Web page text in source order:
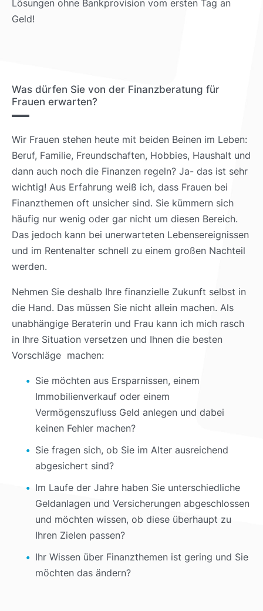
Lösungen ohne Bankprovision vom ersten Tag an
Geld!
Was dürfen Sie von der Finanzberatung für
Frauen erwarten?
Wir Frauen stehen heute mit beiden Beinen im Leben:
Beruf, Familie, Freundschaften, Hobbies, Haushalt und
dann auch noch die Finanzen regeln? Ja- das ist sehr
wichtig! Aus Erfahrung weiß ich, dass Frauen bei
Finanzthemen oft unsicher sind. Sie kümmern sich
häufig nur wenig oder gar nicht um diesen Bereich.
Das jedoch kann bei unerwarteten Lebensereignissen
und im Rentenalter schnell zu einem großen Nachteil
werden.
Nehmen Sie deshalb Ihre finanzielle Zukunft selbst in
die Hand. Das müssen Sie nicht allein machen. Als
unabhängige Beraterin und Frau kann ich mich rasch
in Ihre Situation versetzen und Ihnen die besten
Vorschläge machen:
Sie möchten aus Ersparnissen, einem
Immobilienverkauf oder einem
Vermögenszufluss Geld anlegen und dabei
keinen Fehler machen?
Sie fragen sich, ob Sie im Alter ausreichend
abgesichert sind?
Im Laufe der Jahre haben Sie unterschiedliche
Geldanlagen und Versicherungen abgeschlossen
und möchten wissen, ob diese überhaupt zu
Ihren Zielen passen?
Ihr Wissen über Finanzthemen ist gering und Sie
möchten das ändern?